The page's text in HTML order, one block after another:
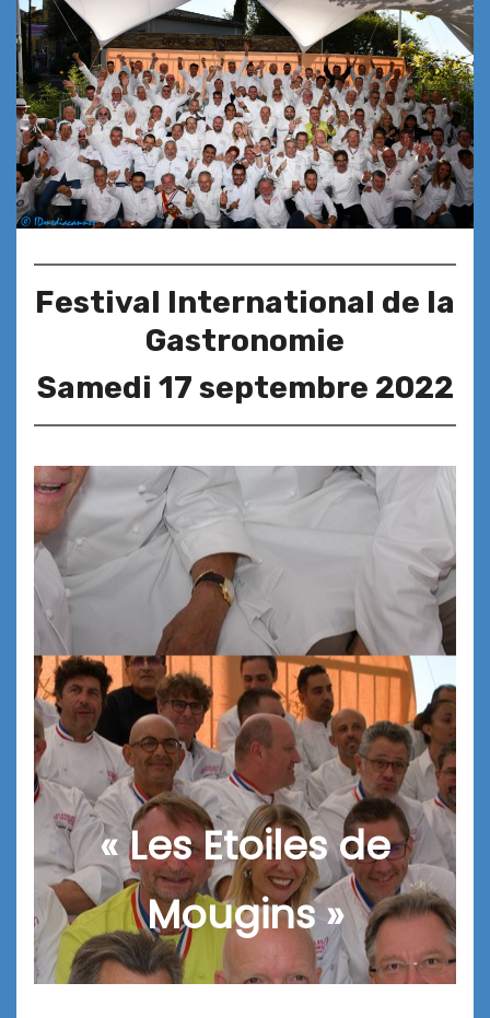
Festival International de la
Gastronomie
Samedi 17 septembre 2022
« Les Etoiles de
Mougins »